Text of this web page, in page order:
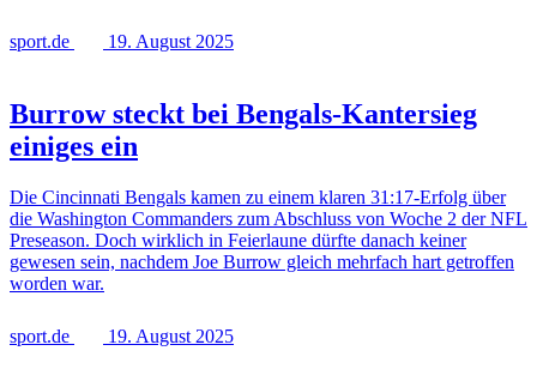
sport.de 19. August 2025
Burrow steckt bei Bengals-Kantersieg
einiges ein
Die Cincinnati Bengals kamen zu einem klaren 31:17-Erfolg über
die Washington Commanders zum Abschluss von Woche 2 der NFL
Preseason. Doch wirklich in Feierlaune dürfte danach keiner
gewesen sein, nachdem Joe Burrow gleich mehrfach hart getroffen
worden war.
sport.de 19. August 2025